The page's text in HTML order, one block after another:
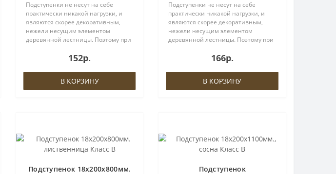
Подступенки не несут на себе
практически никакой нагрузки, и
являются скорее декоративным,
нежели несущим элементом
деревянной лестницы. Поэтому при
существенно сократить затраты,
заменив данный элемент на более
дешевый ана..
152р.
В КОРЗИНУ
Подступенки не несут на себе
практически никакой нагрузки, и
являются скорее декоративным,
нежели несущим элементом
деревянной лестницы. Поэтому при
существенно сократить затраты,
заменив данный элемент на более
дешевый ана..
166р.
В КОРЗИНУ
Подступенок 18х200х800мм.
Подступенок